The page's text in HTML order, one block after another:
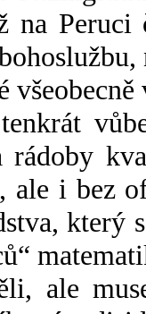
na
rádoby
ale i bez
který
ale